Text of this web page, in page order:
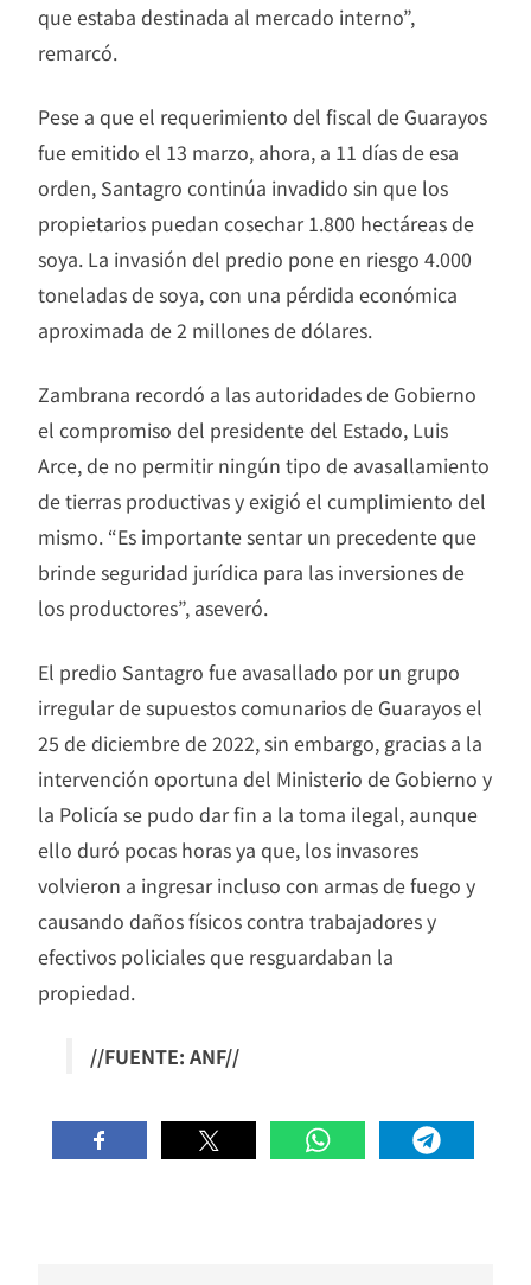
que estaba destinada al mercado interno”,
remarcó.
Pese a que el requerimiento del fiscal de Guarayos
fue emitido el 13 marzo, ahora, a 11 días de esa
orden, Santagro continúa invadido sin que los
propietarios puedan cosechar 1.800 hectáreas de
soya. La invasión del predio pone en riesgo 4.000
toneladas de soya, con una pérdida económica
aproximada de 2 millones de dólares.
Zambrana recordó a las autoridades de Gobierno
el compromiso del presidente del Estado, Luis
Arce, de no permitir ningún tipo de avasallamiento
de tierras productivas y exigió el cumplimiento del
mismo. “Es importante sentar un precedente que
brinde seguridad jurídica para las inversiones de
los productores”, aseveró.
El predio Santagro fue avasallado por un grupo
irregular de supuestos comunarios de Guarayos el
25 de diciembre de 2022, sin embargo, gracias a la
intervención oportuna del Ministerio de Gobierno y
la Policía se pudo dar fin a la toma ilegal, aunque
ello duró pocas horas ya que, los invasores
volvieron a ingresar incluso con armas de fuego y
causando daños físicos contra trabajadores y
efectivos policiales que resguardaban la
propiedad.
//FUENTE: ANF//